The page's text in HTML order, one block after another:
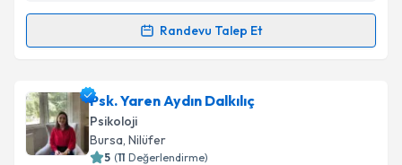
Takvim Talebini Gönder
Randevu Talep Et
Randevu Takvimi Talebi
Klinik Psikolog Esmanur Çelebiiçin randevu
takvimi talebi oluşturun. Size bu uzmandan randevu
almanız için bir takvim hazırlandığında e-posta ile
bilgilendireceğiz.
Psk. Yaren Aydın Dalkılıç
Psikoloji
Bursa, Nilüfer
5 (11 Değerlendirme)